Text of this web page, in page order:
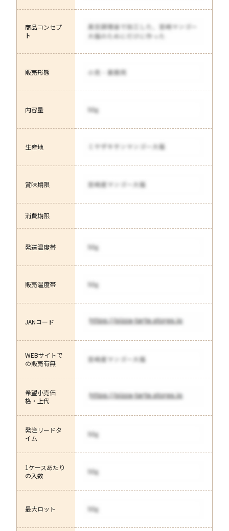
商品コンセプ
ト
販売形態
内容量
生産地
賞味期限
消費期限
発送温度帯
販売温度帯
JANコード
WEBサイトで
の販売有無
希望小売価
格・上代
発注リードタ
イム
1ケースあたり
の入数
最大ロット